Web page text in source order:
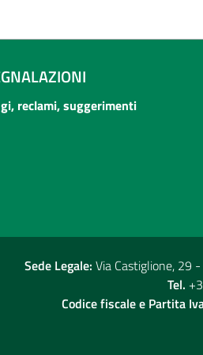
reclami, suggerimenti
Sede Legale: Via Castiglione, 29
Tel.
Codice fiscale e Partita